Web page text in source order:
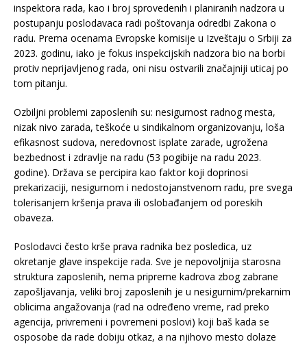
inspektora rada, kao i broj sprovedenih i planiranih nadzora u
postupanju poslodavaca radi poštovanja odredbi Zakona o
radu. Prema ocenama Evropske komisije u Izveštaju o Srbiji za
2023. godinu, iako je fokus inspekcijskih nadzora bio na borbi
protiv neprijavljenog rada, oni nisu ostvarili značajniji uticaj po
tom pitanju.
Ozbiljni problemi zaposlenih su: nesigurnost radnog mesta,
nizak nivo zarada, teškoće u sindikalnom organizovanju, loša
efikasnost sudova, neredovnost isplate zarade, ugrožena
bezbednost i zdravlje na radu (53 pogibije na radu 2023.
godine). Država se percipira kao faktor koji doprinosi
prekarizaciji, nesigurnom i nedostojanstvenom radu, pre svega
tolerisanjem kršenja prava ili oslobađanjem od poreskih
obaveza.
Poslodavci često krše prava radnika bez posledica, uz
okretanje glave inspekcije rada. Sve je nepovoljnija starosna
struktura zaposlenih, nema pripreme kadrova zbog zabrane
zapošljavanja, veliki broj zaposlenih je u nesigurnim/prekarnim
oblicima angažovanja (rad na određeno vreme, rad preko
agencija, privremeni i povremeni poslovi) koji baš kada se
osposobe da rade dobiju otkaz, a na njihovo mesto dolaze